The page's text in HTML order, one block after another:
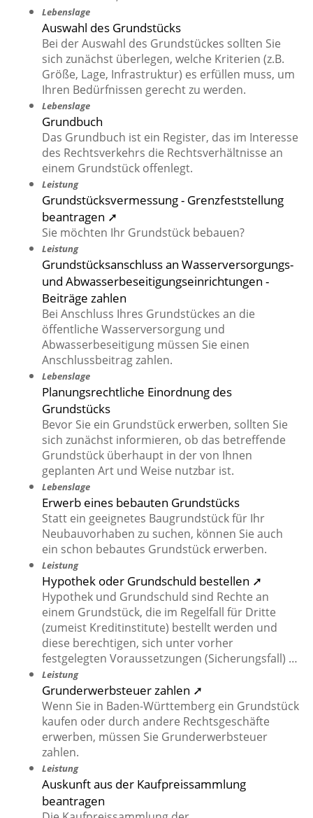
Lebenslage
Auswahl des Grundstücks
Bei der Auswahl des Grundstückes sollten Sie
sich zunächst überlegen, welche Kriterien (z.B.
Größe, Lage, Infrastruktur) es erfüllen muss, um
Ihren Bedürfnissen gerecht zu werden.
Lebenslage
Grundbuch
Das Grundbuch ist ein Register, das im Interesse
des Rechtsverkehrs die Rechtsverhältnisse an
einem Grundstück offenlegt.
Leistung
Grundstücksvermessung - Grenzfeststellung
beantragen ➚
Sie möchten Ihr Grundstück bebauen?
Leistung
Grundstücksanschluss an Wasserversorgungs-
und Abwasserbeseitigungseinrichtungen -
Beiträge zahlen
Bei Anschluss Ihres Grundstückes an die
öffentliche Wasserversorgung und
Abwasserbeseitigung müssen Sie einen
Anschlussbeitrag zahlen.
Lebenslage
Planungsrechtliche Einordnung des
Grundstücks
Bevor Sie ein Grundstück erwerben, sollten Sie
sich zunächst informieren, ob das betreffende
Grundstück überhaupt in der von Ihnen
geplanten Art und Weise nutzbar ist.
Lebenslage
Erwerb eines bebauten Grundstücks
Statt ein geeignetes Baugrundstück für Ihr
Neubauvorhaben zu suchen, können Sie auch
ein schon bebautes Grundstück erwerben.
Leistung
Hypothek oder Grundschuld bestellen ➚
Hypothek und Grundschuld sind Rechte an
einem Grundstück, die im Regelfall für Dritte
(zumeist Kreditinstitute) bestellt werden und
diese berechtigen, sich unter vorher
festgelegten Voraussetzungen (Sicherungsfall) …
Leistung
Grunderwerbsteuer zahlen ➚
Wenn Sie in Baden-Württemberg ein Grundstück
kaufen oder durch andere Rechtsgeschäfte
erwerben, müssen Sie Grunderwerbsteuer
zahlen.
Leistung
Auskunft aus der Kaufpreissammlung
beantragen